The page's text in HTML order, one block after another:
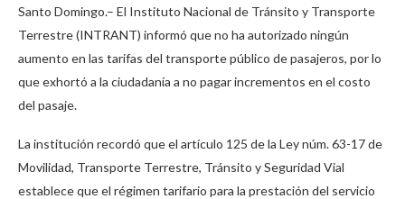
Santo Domingo.– El Instituto Nacional de Tránsito y Transporte
Terrestre (INTRANT) informó que no ha autorizado ningún
aumento en las tarifas del transporte público de pasajeros, por lo
que exhortó a la ciudadanía a no pagar incrementos en el costo
del pasaje.
La institución recordó que el artículo 125 de la Ley núm. 63-17 de
Movilidad, Transporte Terrestre, Tránsito y Seguridad Vial
establece que el régimen tarifario para la prestación del servicio